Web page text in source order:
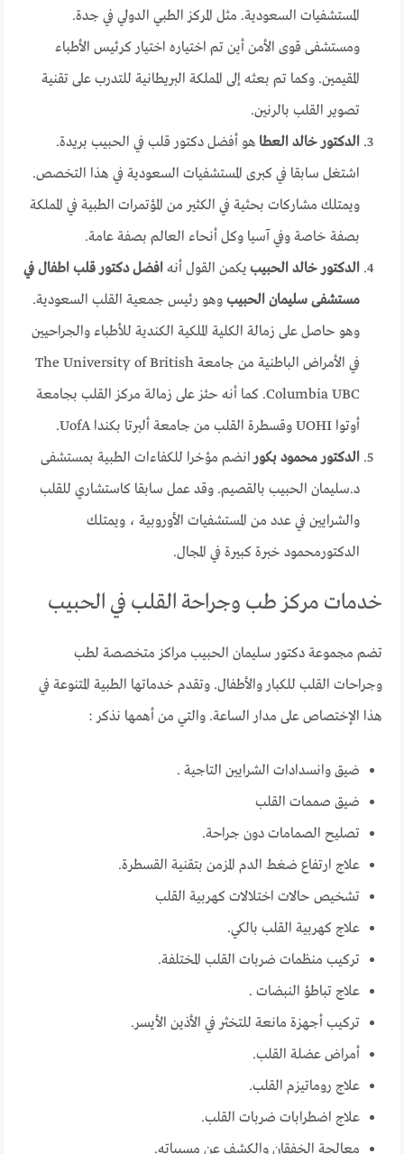
المستشفيات السعودية. مثل المركز الطبي الدولي في جدة.
ومستشفى قوى الأمن أين تم اختياره اختيار كرئيس الأطباء
المقيمين. وكما تم بعثه إلى المملكة البريطانية للتدرب على تقنية
تصوير القلب بالرنين.
الدكتور خالد العطا هو أفضل دكتور قلب في الحبيب بريدة.
اشتغل سابقا في كبرى المستشفيات السعودية في هذا التخصص.
ويمتلك مشاركات بحثية في الكثير من المؤتمرات الطبية في المملكة
بصفة خاصة وفي آسيا وكل أنحاء العالم بصفة عامة.
الدكتور خالد الحبيب يكمن القول أنهافضل دكتور قلب اطفال في
مستشفى سليمان الحبيب وهو رئيس جمعية القلب السعودية.
وهو حاصل على زمالة الكلية الملكية الكندية للأطباء والجراحيين
في الأمراض الباطنية من جامعة The University of British
Columbia UBC. كما أنه حئز على زمالة مركز القلب بجامعة
أوتوا UOHI وقسطرة القلب من جامعة ألبرتا بكندا UofA.
الدكتور محمود بكورانضم مؤخرا للكفاءات الطبية بمستشفى
د.سليمان الحبيب بالقصيم. وقد عمل سابقا كاستشاري للقلب
والشرايين في عدد من المستشفيات الأوروبية ، ويمتلك
الدكتورمحمود خبرة كبيرة في المجال.
خدمات مركز طب وجراحة القلب في الحبيب
تضم مجموعة دكتور سليمان الحبيب مراكز متخصصة لطب
وجراحات القلب للكبار والأطفال. وتقدم خدماتها الطبية المتنوعة في
هذا الإختصاص على مدار الساعة. والتي من أهمها نذكر :
ضيق وانسدادات الشرايين التاجية .
ضيق صممات القلب
تصليح الصمامات دون جراحة.
علاج ارتفاع ضغط الدم المزمن بتقنية القسطرة.
تشخيص حالات اختلالات كهربية القلب
علاج كهربية القلب بالكي.
تركيب منظمات ضربات القلب المختلفة.
علاج تباطؤ النبضات .
تركيب أجهزة مانعة للتخثر في الأذين الأيسر.
أمراض عضلة القلب.
علاج روماتيزم القلب.
علاج اضطرابات ضربات القلب.
معالجة الخفقان والكشف عن مسبباته.